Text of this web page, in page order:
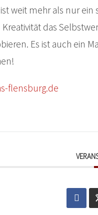
weit mehr als nur
das
Es ist auch ein
flensburg.de